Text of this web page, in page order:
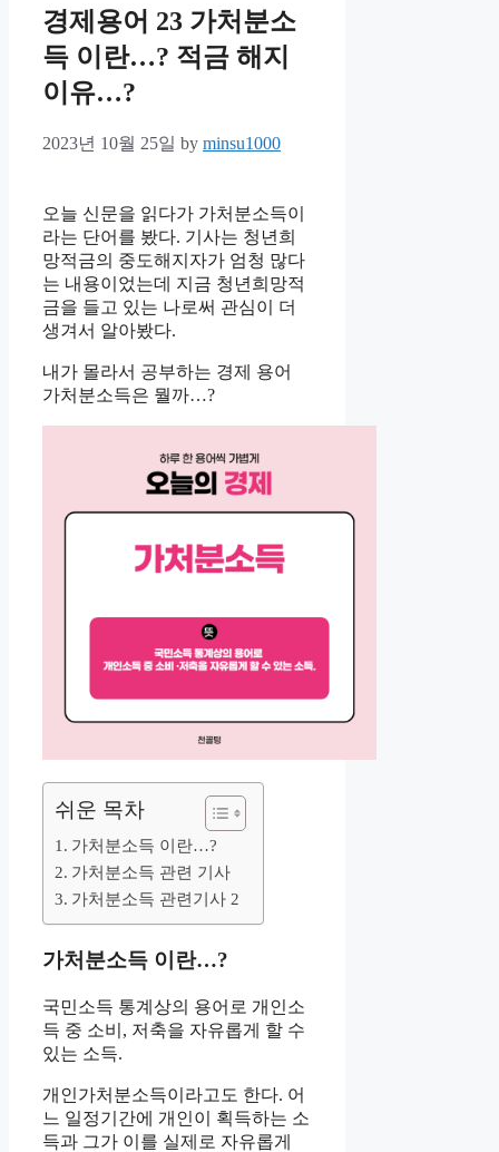
경제용어 23 가처분소
득 이란…? 적금 해지
이유…?
2023년 10월 25일 by minsu1000
오늘 신문을 읽다가 가처분소득이
라는 단어를 봤다. 기사는 청년희
망적금의 중도해지자가 엄청 많다
는 내용이었는데 지금 청년희망적
금을 들고 있는 나로써 관심이 더
생겨서 알아봤다.
내가 몰라서 공부하는 경제 용어
가처분소득은 뭘까…?
쉬운 목차
가처분소득 이란…?
가처분소득 관련 기사
가처분소득 관련기사 2
가처분소득 이란…?
국민소득 통계상의 용어로 개인소
득 중 소비, 저축을 자유롭게 할 수
있는 소득.
개인가처분소득이라고도 한다. 어
느 일정기간에 개인이 획득하는 소
득과 그가 이를 실제로 자유롭게